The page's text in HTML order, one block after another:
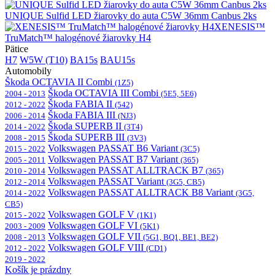
UNIQUE Sulfid LED žiarovky do auta C5W 36mm Canbus 2ks
XENESIS™
TruMatch™ halogénové žiarovky H4
Pätice
H7 W5W (T10) BA15s BAU15s
Automobily
Škoda OCTAVIA II Combi (1Z5)
2004 - 2013 Škoda OCTAVIA III Combi (5E5, 5E6)
2012 - 2022 Škoda FABIA II (542)
2006 - 2014 Škoda FABIA III (NJ3)
2014 - 2022 Škoda SUPERB II (3T4)
2008 - 2015 Škoda SUPERB III (3V3)
2015 - 2022 Volkswagen PASSAT B6 Variant (3C5)
2005 - 2011 Volkswagen PASSAT B7 Variant (365)
2010 - 2014 Volkswagen PASSAT ALLTRACK B7 (365)
2012 - 2014 Volkswagen PASSAT Variant (3G5, CB5)
2014 - 2022 Volkswagen PASSAT ALLTRACK B8 Variant (3G5,
CB5)
2015 - 2022 Volkswagen GOLF V (1K1)
2003 - 2009 Volkswagen GOLF VI (5K1)
2008 - 2013 Volkswagen GOLF VII (5G1, BQ1, BE1, BE2)
2012 - 2022 Volkswagen GOLF VIII (CD1)
2019 - 2022
Košík je prázdny